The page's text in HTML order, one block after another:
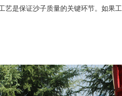
保证沙子质量的关键环节。如果